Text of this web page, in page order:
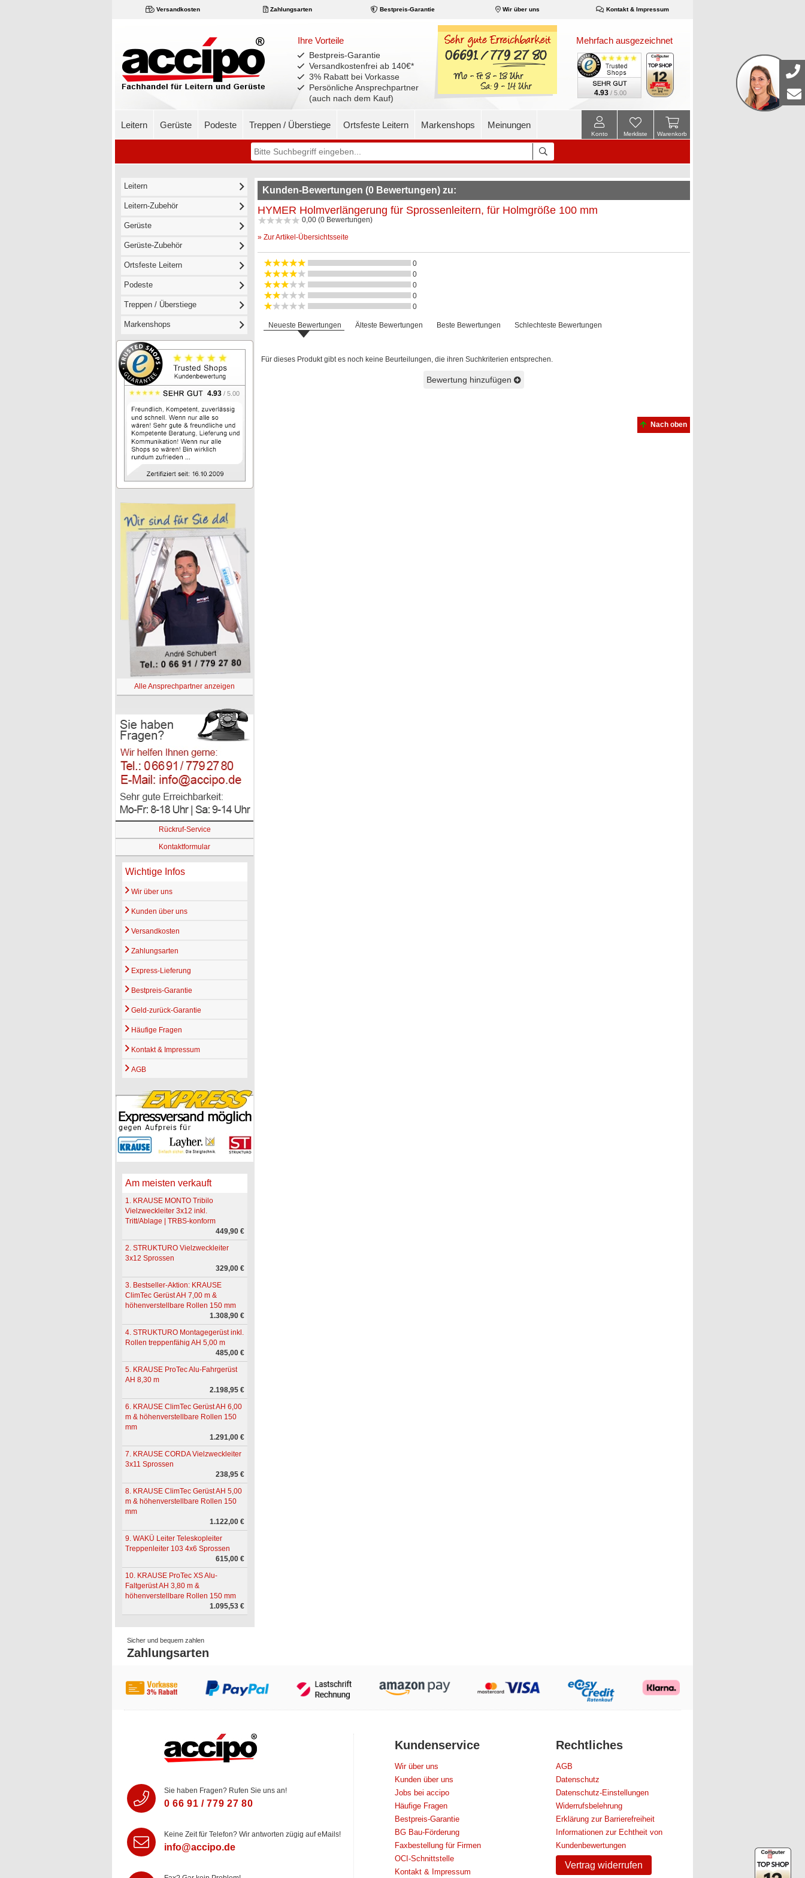
Versandkosten Zahlungsarten Bestpreis-Garantie Wir über uns Kontakt & Impressum
Ihre Vorteile
Bestpreis-Garantie
Versandkostenfrei ab 140€*
3% Rabatt bei Vorkasse
Persönliche Ansprechpartner
(auch nach dem Kauf)
Mehrfach ausgezeichnet
4.93 / 5.00
Leitern Gerüste Podeste Treppen / Überstiege Ortsfeste Leitern Markenshops Meinungen
Warenkorb
Merkliste
Konto
Leitern
Leitern-Zubehör
Gerüste
Gerüste-Zubehör
Ortsfeste Leitern
Podeste
Treppen / Überstiege
Markenshops
4.93 / 5.00
Alle Ansprechpartner anzeigen
Rückruf-Service
Kontaktformular
Wichtige Infos
Wir über uns
Kunden über uns
Versandkosten
Zahlungsarten
Express-Lieferung
Bestpreis-Garantie
Geld-zurück-Garantie
Häufige Fragen
Kontakt & Impressum
AGB
Am meisten verkauft
1. KRAUSE MONTO Tribilo
Vielzweckleiter 3x12 inkl.
Tritt/Ablage | TRBS-konform
449,90 €
2. STRUKTURO Vielzweckleiter
3x12 Sprossen
329,00 €
3. Bestseller-Aktion: KRAUSE
ClimTec Gerüst AH 7,00 m &
höhenverstellbare Rollen 150 mm
1.308,90 €
4. STRUKTURO Montagegerüst inkl.
Rollen treppenfähig AH 5,00 m
485,00 €
5. KRAUSE ProTec Alu-Fahrgerüst
AH 8,30 m
2.198,95 €
6. KRAUSE ClimTec Gerüst AH 6,00
m & höhenverstellbare Rollen 150
mm
1.291,00 €
7. KRAUSE CORDA Vielzweckleiter
3x11 Sprossen
238,95 €
8. KRAUSE ClimTec Gerüst AH 5,00
m & höhenverstellbare Rollen 150
mm
1.122,00 €
9. WAKÜ Leiter Teleskopleiter
Treppenleiter 103 4x6 Sprossen
615,00 €
10. KRAUSE ProTec XS Alu-
Faltgerüst AH 3,80 m &
höhenverstellbare Rollen 150 mm
1.095,53 €
Kunden-Bewertungen (0 Bewertungen) zu:
HYMER Holmverlängerung für Sprossenleitern, für Holmgröße 100 mm
0,00 (0 Bewertungen)
» Zur Artikel-Übersichtsseite
0
0
0
0
0
Neueste Bewertungen Älteste Bewertungen Beste Bewertungen Schlechteste Bewertungen
Für dieses Produkt gibt es noch keine Beurteilungen, die ihren Suchkriterien entsprechen.
Bewertung hinzufügen
Nach oben
Sicher und bequem zahlen
Zahlungsarten
Sie haben Fragen? Rufen Sie uns an!
0 66 91 / 779 27 80
Keine Zeit für Telefon? Wir antworten zügig auf eMails!
info@accipo.de
Kundenservice
Wir über uns
Kunden über uns
Jobs bei accipo
Häufige Fragen
Bestpreis-Garantie
BG Bau-Förderung
Faxbestellung für Firmen
OCI-Schnittstelle
Kontakt & Impressum
Rechtliches
AGB
Datenschutz
Datenschutz-Einstellungen
Widerrufsbelehrung
Erklärung zur Barrierefreiheit
Informationen zur Echtheit von
Kundenbewertungen
Vertrag widerrufen